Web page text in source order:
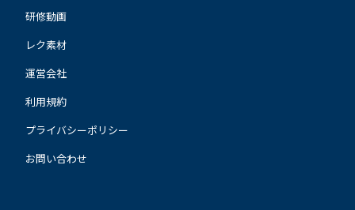
研修動画
レク素材
運営会社
利用規約
プライバシーポリシー
お問い合わせ